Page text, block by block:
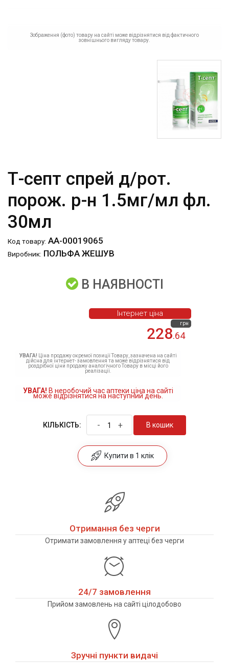
Зображення (фото) товару на сайті може відрізнятися від фактичного
зовнішнього вигляду товару.
Т-септ спрей д/рот.
порож. р-н 1.5мг/мл фл.
30мл
Код товару: АА-00019065
Виробник: ПОЛЬФА ЖЕШУВ
В НАЯВНОСТІ
228.64
грн
Інтернет ціна
УВАГА! Ціна продажу окремої позиції Товару, зазначена на сайті
дійсна для інтернет- замовлення та може відрізнятися від
роздрібної ціни продажу аналогічного Товару в місці його
реалізації.
УВАГА! В неробочий час аптеки ціна на сайті
може відрізнятися на наступний день.
КІЛЬКІСТЬ: - + В кошик
Купити в 1 клік
Отримання без черги
Отримати замовлення у аптеці без черги
24/7 замовлення
Прийом замовлень на сайті цілодобово
Зручні пункти видачі